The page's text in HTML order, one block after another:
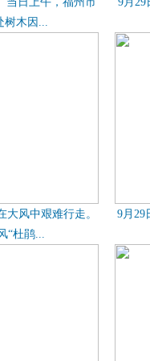
树木因...
风中艰难行走。
“杜鹃...
9月29